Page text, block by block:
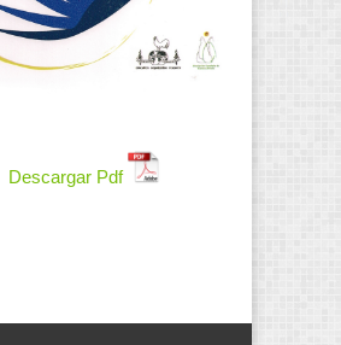
Descargar Pdf